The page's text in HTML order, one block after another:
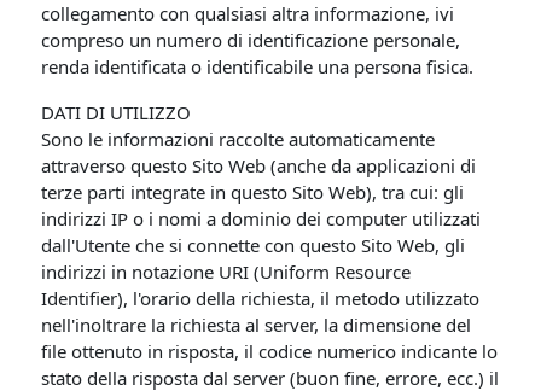
collegamento con qualsiasi altra informazione, ivi
compreso un numero di identificazione personale,
renda identificata o identificabile una persona fisica.
DATI DI UTILIZZO
Sono le informazioni raccolte automaticamente
attraverso questo Sito Web (anche da applicazioni di
terze parti integrate in questo Sito Web), tra cui: gli
indirizzi IP o i nomi a dominio dei computer utilizzati
dall'Utente che si connette con questo Sito Web, gli
indirizzi in notazione URI (Uniform Resource
Identifier), l'orario della richiesta, il metodo utilizzato
nell'inoltrare la richiesta al server, la dimensione del
file ottenuto in risposta, il codice numerico indicante lo
stato della risposta dal server (buon fine, errore, ecc.) il